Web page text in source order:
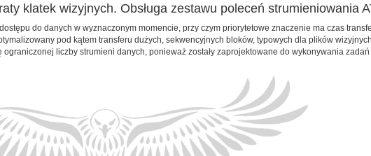
klatek wizyjnych. Obsługa zestawu poleceń strumieniowania
do danych w wyznaczonym momencie, przy czym priorytetowe znaczenie ma czas
pod kątem transferu dużych, sekwencyjnych bloków, typowych dla plików
liczby strumieni danych, ponieważ zostały zaprojektowane do wykonywania